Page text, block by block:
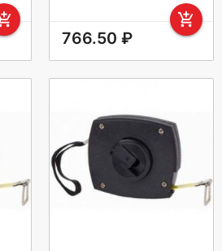
add_shopping_cart
766.50 ₽